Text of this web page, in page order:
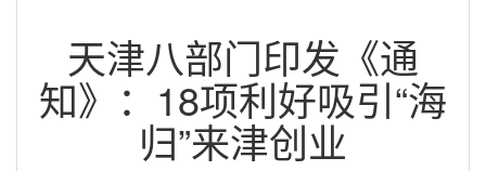
天津八部门印发《通
知》：18项利好吸引“海
归”来津创业